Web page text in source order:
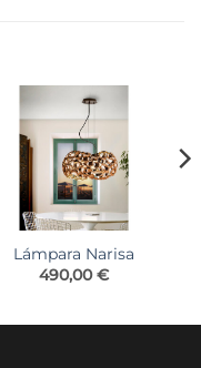
Lámpara Narisa
490,00€